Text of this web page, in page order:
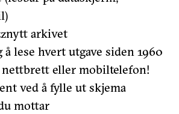
arkivet
lese hvert utgave siden 1960
nettbrett eller mobiltelefon!
ved å fylle ut skjema
mottar